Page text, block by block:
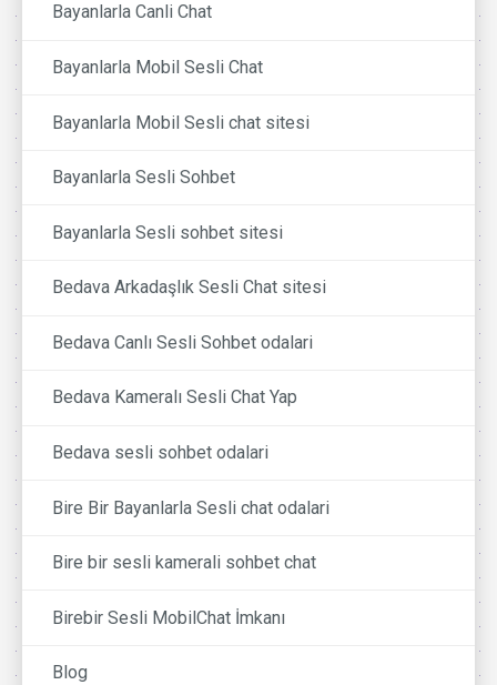
Bayanlarla Canli Chat
Bayanlarla Mobil Sesli Chat
Bayanlarla Mobil Sesli chat sitesi
Bayanlarla Sesli Sohbet
Bayanlarla Sesli sohbet sitesi
Bedava Arkadaşlık Sesli Chat sitesi
Bedava Canlı Sesli Sohbet odalari
Bedava Kameralı Sesli Chat Yap
Bedava sesli sohbet odalari
Bire Bir Bayanlarla Sesli chat odalari
Bire bir sesli kamerali sohbet chat
Birebir Sesli MobilChat İmkanı
Blog